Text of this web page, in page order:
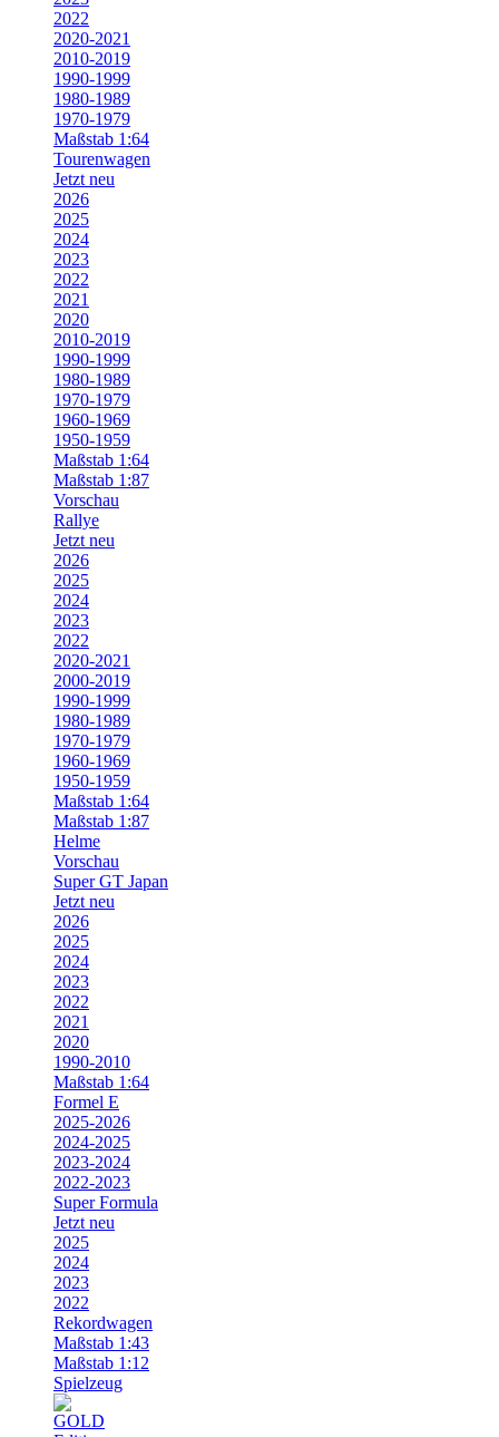
2022
2020-2021
2010-2019
1990-1999
1980-1989
1970-1979
Maßstab 1:64
Tourenwagen
Jetzt neu
2026
2025
2024
2023
2022
2021
2020
2010-2019
1990-1999
1980-1989
1970-1979
1960-1969
1950-1959
Maßstab 1:64
Maßstab 1:87
Vorschau
Rallye
Jetzt neu
2026
2025
2024
2023
2022
2020-2021
2000-2019
1990-1999
1980-1989
1970-1979
1960-1969
1950-1959
Maßstab 1:64
Maßstab 1:87
Helme
Vorschau
Super GT Japan
Jetzt neu
2026
2025
2024
2023
2022
2021
2020
1990-2010
Maßstab 1:64
Formel E
2025-2026
2024-2025
2023-2024
2022-2023
Super Formula
Jetzt neu
2025
2024
2023
2022
Rekordwagen
Maßstab 1:43
Maßstab 1:12
Spielzeug